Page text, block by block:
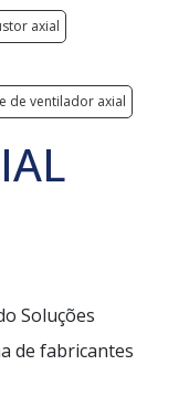
axial
de ventilador axial
Soluções
de fabricantes